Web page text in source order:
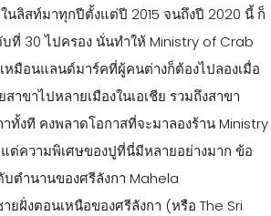
นลิสท์มาทุกปีตั้งแต่ปี 2015 จนถึงปี 2020 นี้ ก็
ที่ 30 ไปครอง นั่นทำให้ Ministry of Crab
หมือนแลนด์มาร์คที่ผู้คนต่างก็ต้องไปลองเมื่อ
ขาไปหลายเมืองในเอเชีย รวมถึงสาขา
ทั้งที คงพลาดโอกาสที่จะมาลองร้าน Ministry
ต่ความพิเศษของปูที่นี่มีหลายอย่างมาก ข้อ
ตำนานของศรีลังกา Mahela
ฝั่งตอนเหนือของศรีลังกา (หรือ The Sri